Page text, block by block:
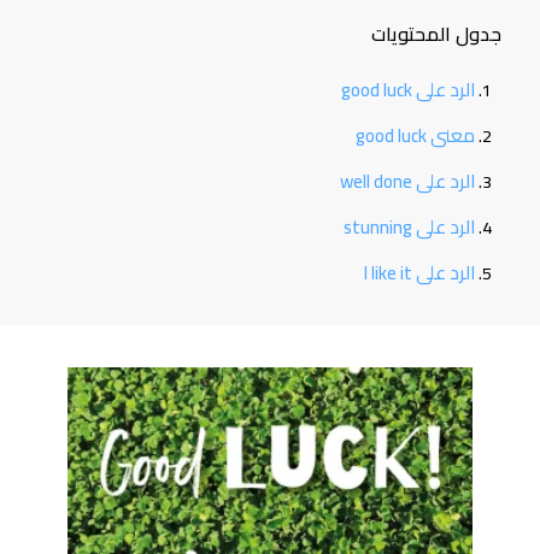
جدول المحتويات
الرد على good luck
معنى good luck
الرد على well done
الرد على stunning
الرد على I like it